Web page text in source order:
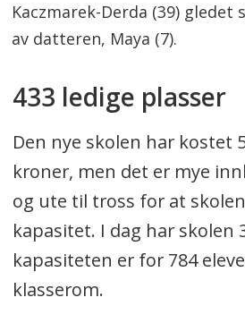
Kaczmarek-Derda (39) gledet
av datteren, Maya (7).
433 ledige plasser
Den nye skolen har kostet
kroner, men det er mye
og ute til tross for at
kapasitet. I dag har skolen
kapasiteten er for 784
klasserom.